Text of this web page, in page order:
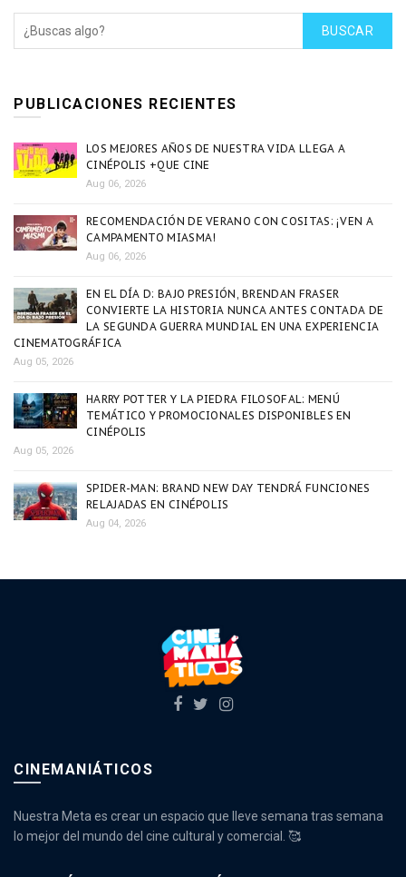
BUSCAR
PUBLICACIONES RECIENTES
LOS MEJORES AÑOS DE NUESTRA VIDA LLEGA A
CINÉPOLIS +QUE CINE
Aug 06, 2026
RECOMENDACIÓN DE VERANO CON COSITAS: ¡VEN A
CAMPAMENTO MIASMA!
Aug 06, 2026
EN EL DÍA D: BAJO PRESIÓN, BRENDAN FRASER
CONVIERTE LA HISTORIA NUNCA ANTES CONTADA DE
LA SEGUNDA GUERRA MUNDIAL EN UNA EXPERIENCIA
CINEMATOGRÁFICA
Aug 05, 2026
HARRY POTTER Y LA PIEDRA FILOSOFAL: MENÚ
TEMÁTICO Y PROMOCIONALES DISPONIBLES EN
CINÉPOLIS
Aug 05, 2026
SPIDER-MAN: BRAND NEW DAY TENDRÁ FUNCIONES
RELAJADAS EN CINÉPOLIS
Aug 04, 2026
CINEMANIÁTICOS
Nuestra Meta es crear un espacio que lleve semana tras semana
lo mejor del mundo del cine cultural y comercial. 🥰